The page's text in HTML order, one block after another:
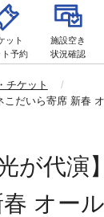
ット
ト予約
施設空き
状況確認
チケット
こだいら寄席 新春
が代演
オー